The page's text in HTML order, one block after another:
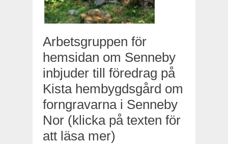
Arbetsgruppen för
hemsidan om Senneby
inbjuder till föredrag på
Kista hembygdsgård om
forngravarna i Senneby
Nor (klicka på texten för
att läsa mer)